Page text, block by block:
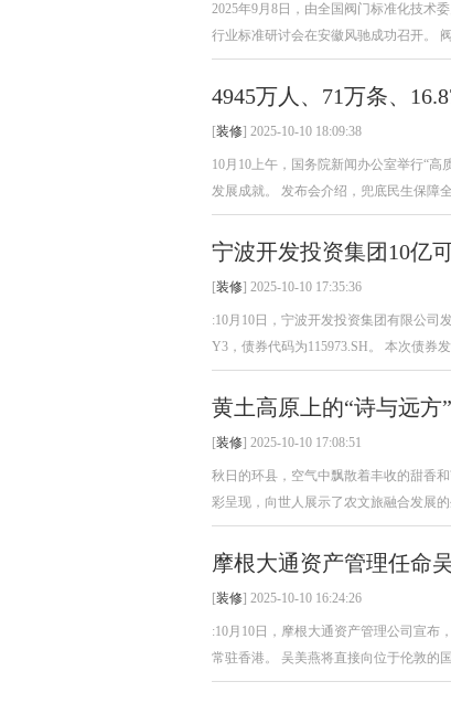
2025年9月8日，由全国阀门标准化技术
行业标准研讨会在安徽风驰成功召开。
4945万人、71万条、
[装修] 2025-10-10 18:09:38
10月10上午，国务院新闻办公室举行“高
发展成就。 发布会介绍，兜底民生保障
宁波开发投资集团10亿
[装修] 2025-10-10 17:35:36
:10月10日，宁波开发投资集团有限公司
Y3，债券代码为115973.SH。 本次债券
黄土高原上的“诗与远
[装修] 2025-10-10 17:08:51
秋日的环县，空气中飘散着丰收的甜香
彩呈现，向世人展示了农文旅融合发展
摩根大通资产管理任命
[装修] 2025-10-10 16:24:26
:10月10日，摩根大通资产管理公司宣布
常驻香港。 吴美燕将直接向位于伦敦的